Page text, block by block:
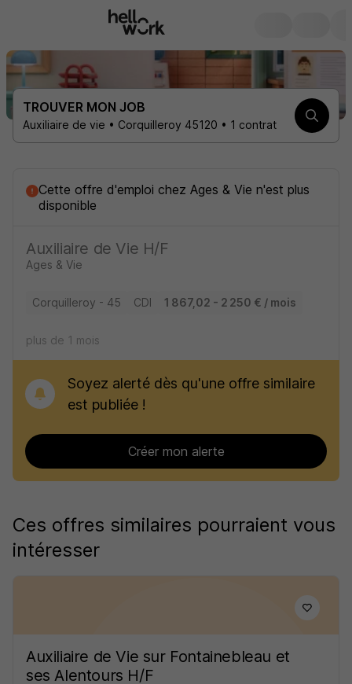
TROUVER MON JOB
Auxiliaire de vie • Corquilleroy 45120 • 1 contrat
Cette offre d'emploi chez Ages & Vie n'est plus
disponible
Auxiliaire de Vie H/F
Ages & Vie
Corquilleroy - 45 CDI 1 867,02 - 2 250 € / mois
plus de 1 mois
Soyez alerté dès qu'une offre similaire
est publiée !
Créer mon alerte
Ces offres similaires pourraient vous
intéresser
Auxiliaire de Vie sur Fontainebleau et
ses Alentours H/F